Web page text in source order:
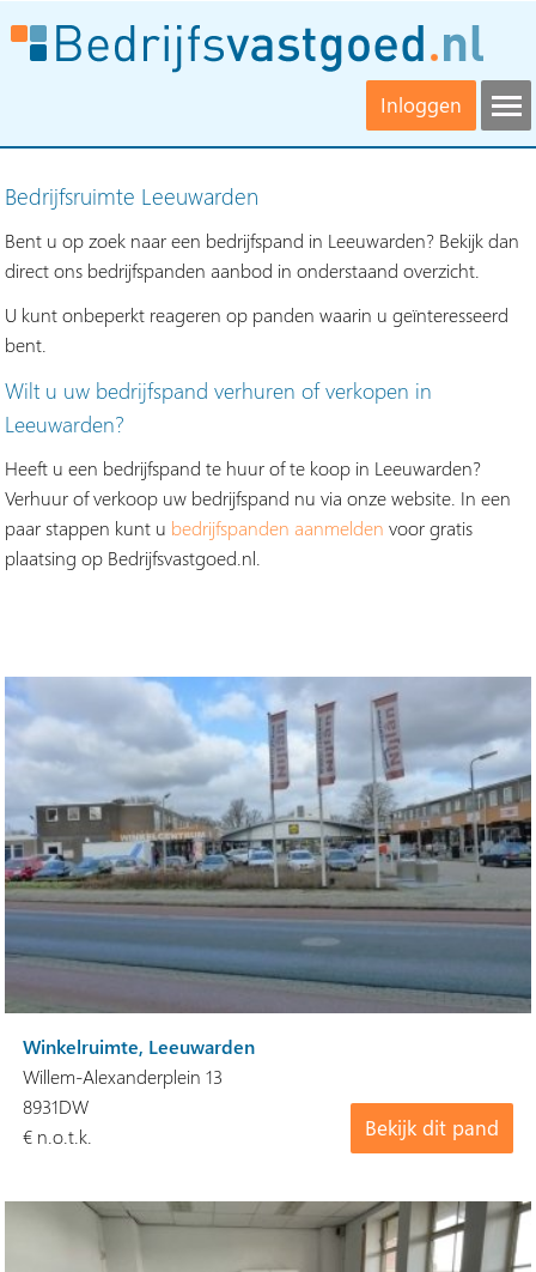
Inloggen
Bedrijfsruimte Leeuwarden
Bent u op zoek naar een bedrijfspand in Leeuwarden? Bekijk dan
direct ons bedrijfspanden aanbod in onderstaand overzicht.
U kunt onbeperkt reageren op panden waarin u geïnteresseerd
bent.
Wilt u uw bedrijfspand verhuren of verkopen in
Leeuwarden?
Heeft u een bedrijfspand te huur of te koop in Leeuwarden?
Verhuur of verkoop uw bedrijfspand nu via onze website. In een
paar stappen kunt u bedrijfspanden aanmelden voor gratis
plaatsing op Bedrijfsvastgoed.nl.
Winkelruimte, Leeuwarden
Willem-Alexanderplein 13
Bekijk dit pand
8931DW
€ n.o.t.k.